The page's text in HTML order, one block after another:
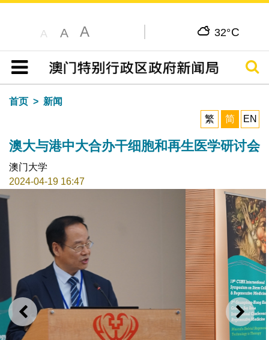
A A A 32°C
目录
搜寻
首页
新闻
繁
简 EN
澳大与港中大合办干细胞和再生医学研讨会
澳门大学
2024-04-19 16:47
上一则 下一